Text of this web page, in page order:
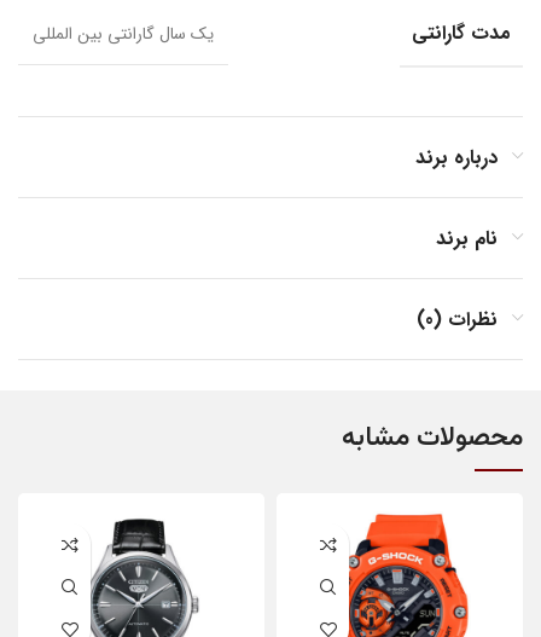
مدت گارانتی یک سال گارانتی بین المللی
درباره برند
نام برند
نظرات (0)
محصولات مشابه